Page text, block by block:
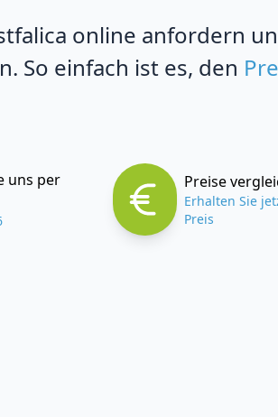
online anfordern
So einfach ist es, den
uns per
Preise
Erhalten Sie
Preis